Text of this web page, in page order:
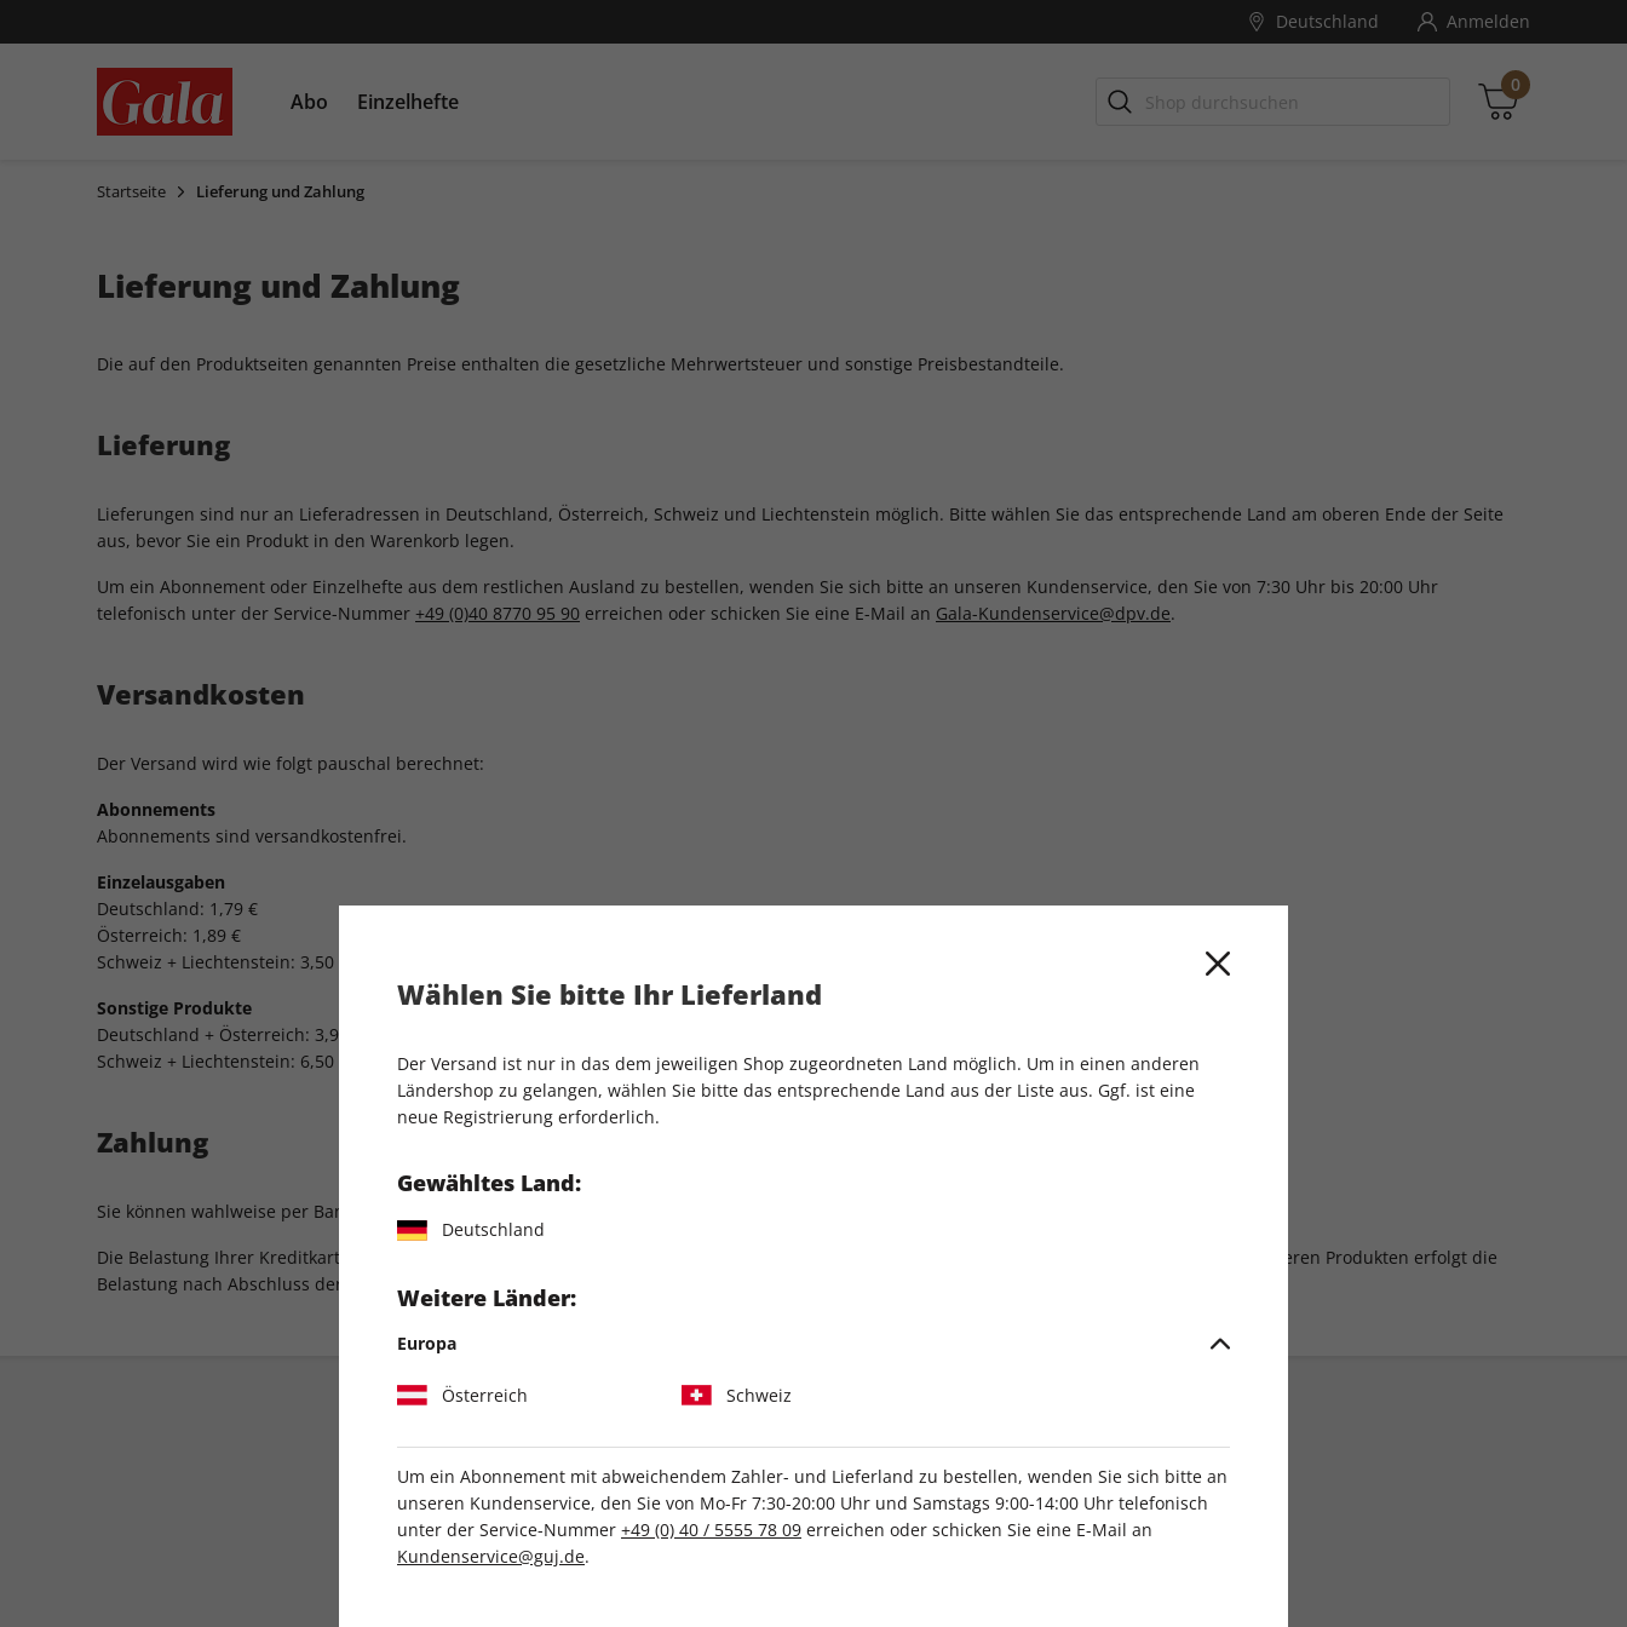
Deutschland Anmelden
Abo Einzelhefte
0
Startseite Lieferung und Zahlung
Lieferung und Zahlung
Die auf den Produktseiten genannten Preise enthalten die gesetzliche Mehrwertsteuer und sonstige Preisbestandteile.
Lieferung
Lieferungen sind nur an Lieferadressen in Deutschland, Österreich, Schweiz und Liechtenstein möglich. Bitte wählen Sie das entsprechende Land am oberen Ende der Seite
aus, bevor Sie ein Produkt in den Warenkorb legen.
Um ein Abonnement oder Einzelhefte aus dem restlichen Ausland zu bestellen, wenden Sie sich bitte an unseren Kundenservice, den Sie von 7:30 Uhr bis 20:00 Uhr
telefonisch unter der Service-Nummer +49 (0)40 8770 95 90 erreichen oder schicken Sie eine E-Mail an Gala-Kundenservice@dpv.de.
Versandkosten
Der Versand wird wie folgt pauschal berechnet:
Abonnements
Abonnements sind versandkostenfrei.
Einzelausgaben
Deutschland: 1,79 €
Österreich: 1,89 €
Schweiz + Liechtenstein: 3,50 CHF
Sonstige Produkte
Deutschland + Österreich: 3,90 € (versandkostenfrei ab 100 €)
Schweiz + Liechtenstein: 6,50 CHF (versandkostenfrei ab 120 CHF)
Zahlung
Sie können wahlweise per Bankeinzug, Kreditkarte, PayPal oder Rechnung bezahlen.
Die Belastung Ihrer Kreditkarte bzw. Ihres Paypal- oder Bank-Kontos erfolgt bei Abonnements mit dem Versand der ersten Ausgabe. Bei allen anderen Produkten erfolgt die
Belastung nach Abschluss der Bestellung.
Direkt vom Verlag
Wählen Sie bitte Ihr Lieferland
Der Versand ist nur in das dem jeweiligen Shop zugeordneten Land möglich. Um in einen anderen
Ländershop zu gelangen, wählen Sie bitte das entsprechende Land aus der Liste aus. Ggf. ist eine
neue Registrierung erforderlich.
Gewähltes Land:
Deutschland
Weitere Länder:
Europa
Österreich Schweiz
Um ein Abonnement mit abweichendem Zahler- und Lieferland zu bestellen, wenden Sie sich bitte an
unseren Kundenservice, den Sie von Mo-Fr 7:30-20:00 Uhr und Samstags 9:00-14:00 Uhr telefonisch
unter der Service-Nummer +49 (0) 40 / 5555 78 09 erreichen oder schicken Sie eine E-Mail an
Kundenservice@guj.de.